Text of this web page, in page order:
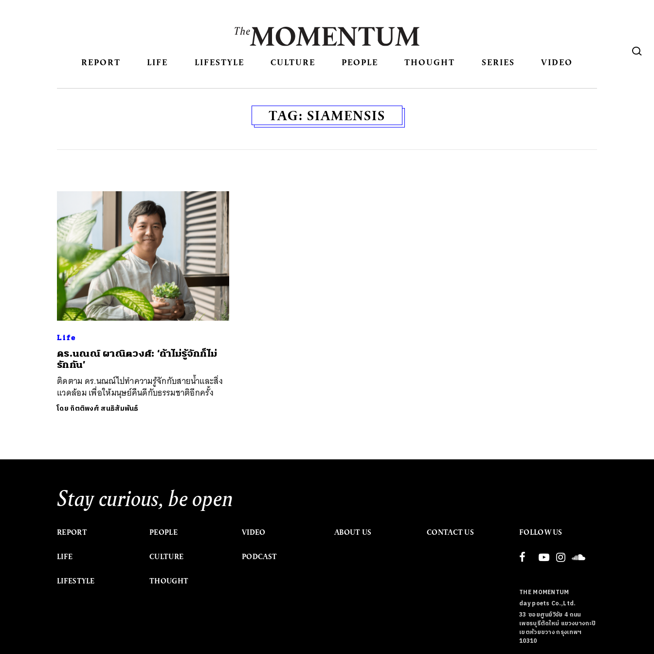
REPORT LIFE LIFESTYLE CULTURE PEOPLE THOUGHT SERIES VIDEO
TAG: SIAMENSIS
Life
ดร.นณณ์ ผาณิตวงศ์: ‘ถ้าไม่รู้จักก็ไม่
รักกัน’
ติดตาม ดร.นณณ์ไปทำความรู้จักกับสายน้ำและสิ่ง
แวดล้อม เพื่อให้มนุษย์คืนดีกับธรรมชาติอีกครั้ง
โดย กิตติพงศ์ สนธิสัมพันธ์
Stay curious, be open
REPORT
LIFE
LIFESTYLE
PEOPLE
CULTURE
THOUGHT
VIDEO
PODCAST
ABOUT US CONTACT US FOLLOW US
THE MOMENTUM
day poets Co.,Ltd.
33 ซอยศูนย์วิจัย 4 ถนน
เพชรบุรีตัดใหม่ แขวงบางกะปิ
เขตห้วยขวาง กรุงเทพฯ
10310